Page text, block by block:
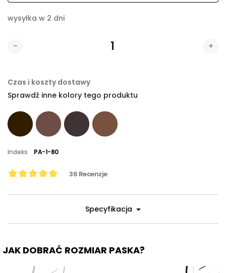
wysyłka w 2 dni
- +
Czas i koszty dostawy
Sprawdź inne kolory tego produktu
Indeks PA-1-80
36 Recenzje
Specyfikacja
JAK DOBRAĆ ROZMIAR PASKA?